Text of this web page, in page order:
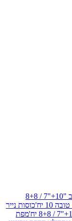
שנה טובה קרם זהב "10+"7 / 8+8
כוסות נייר
מפת